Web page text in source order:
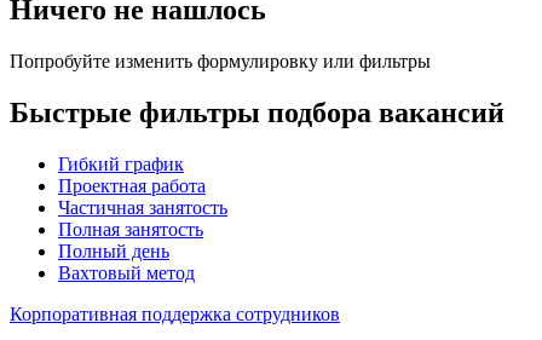
Ничего не нашлось
Попробуйте изменить формулировку или фильтры
Быстрые фильтры подбора вакансий
Гибкий график
Проектная работа
Частичная занятость
Полная занятость
Полный день
Вахтовый метод
Корпоративная поддержка сотрудников